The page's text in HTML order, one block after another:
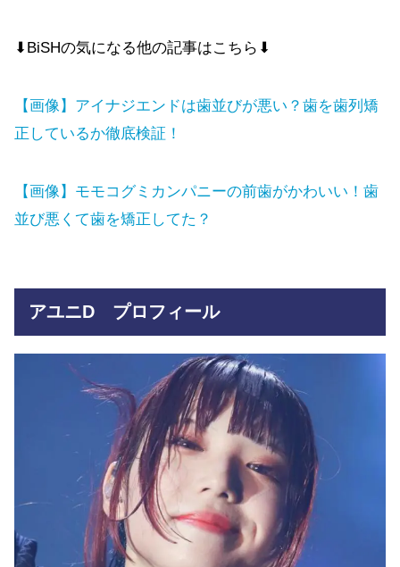
⬇BiSHの気になる他の記事はこちら⬇
【画像】アイナジエンドは歯並びが悪い？歯を歯列矯
正しているか徹底検証！
【画像】モモコグミカンパニーの前歯がかわいい！歯
並び悪くて歯を矯正してた？
アユニD プロフィール